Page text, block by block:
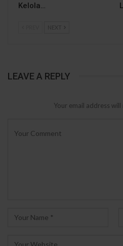
Kelola…
NEXT
LEAVE A REPLY
Your email address